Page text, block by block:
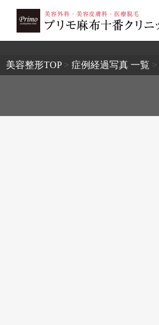
2503
美容整形TOP> 症例経過写真 一覧 >